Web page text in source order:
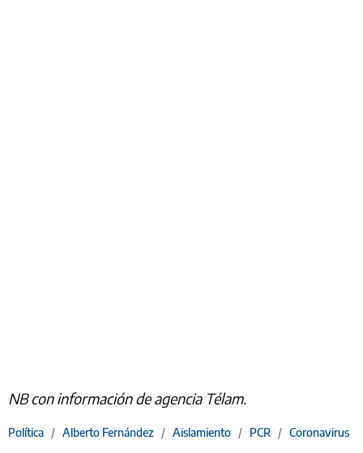
NB con información de agencia Télam.
Política / Alberto Fernández / Aislamiento / PCR / Coronavirus